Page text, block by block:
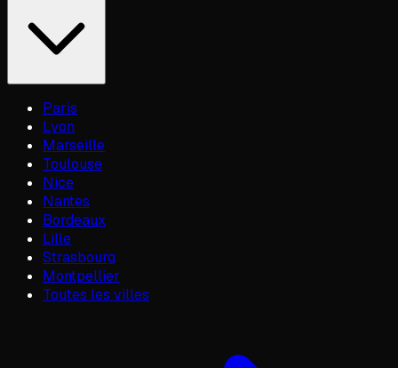
Paris
Lyon
Marseille
Toulouse
Nice
Nantes
Bordeaux
Lille
Strasbourg
Montpellier
Toutes les villes